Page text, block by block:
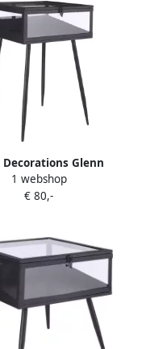
Decorations Glenn
L38 x B40 5 x H58
Metaal Glas Zwart
1 webshop
€ 80,-